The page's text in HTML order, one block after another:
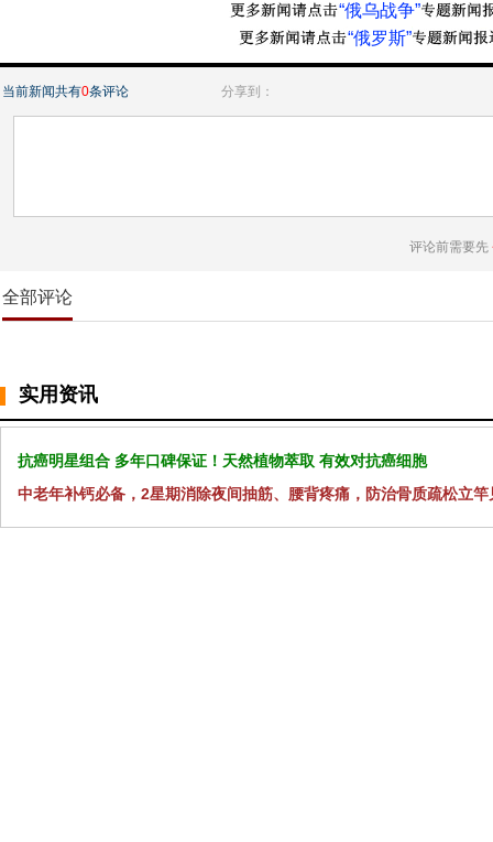
“俄乌战争”
“俄罗斯”
当前新闻共有0条评论 分享到：
评论前需要先
全部评论
实用资讯
抗癌明星组合 多年口碑保证！天然植物萃取 有效对抗癌细胞
中老年补钙必备，2星期消除夜间抽筋、腰背疼痛，防治骨质疏松立竿